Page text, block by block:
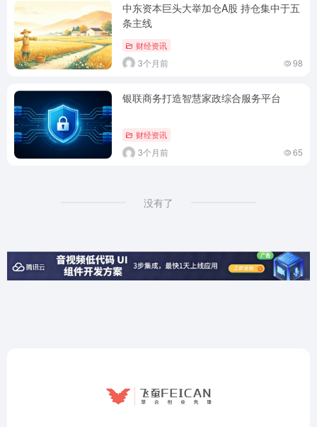
中东资本巨头大举加仓A股 持仓集中于五
条主线
财经资讯
3个月前 98
银联商务打造智慧家政综合服务平台
财经资讯
3个月前 65
没有了